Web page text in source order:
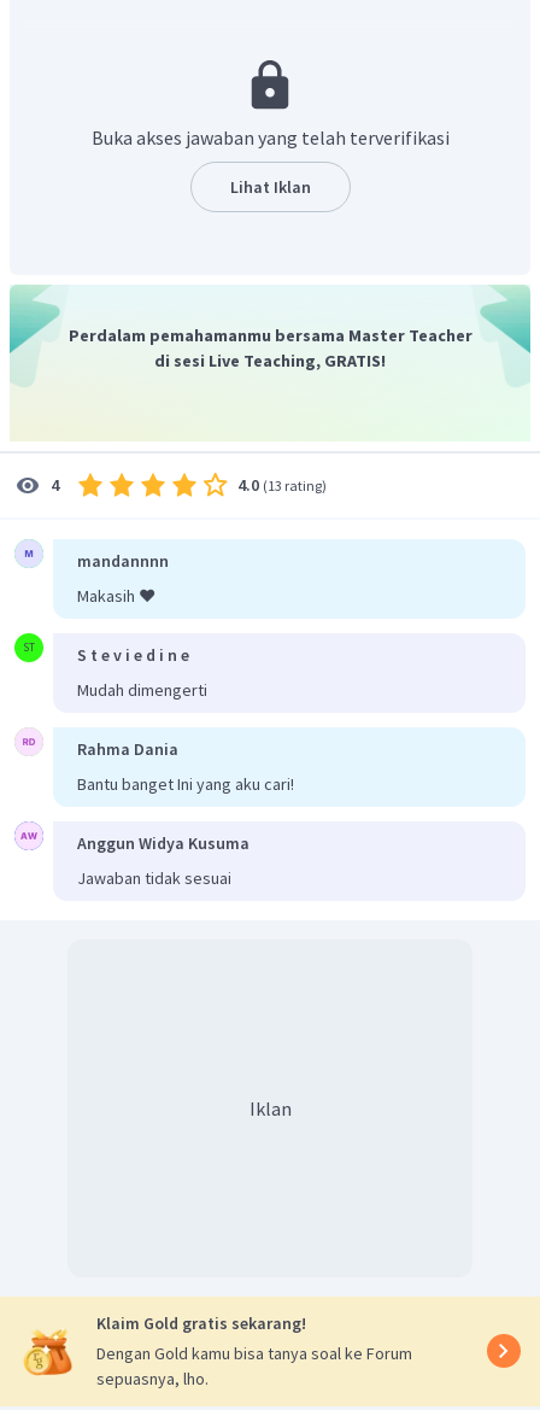
.
Unsur golongan transisi (B) memiliki susunan konfigurasi
elektron yang diakhiri pada subkulit d dengan nomor
golongan diketahui dari elektron pada subkulit s dan d
terakhir. Oleh sebab itu, unsur ini merupakan golongan
transisi (B) dengan nomor golongan 2 + 6 = 8. Sehingga
unsur tersebut. Karena kulit terbesar adalah kulit 4, maka
periode unsur X adalah 4.
Jadi, unsur X tersebut terletak pada golongan VIIIB,
periode 4.
Buka akses jawaban yang telah terverifikasi
Lihat Iklan
Perdalam pemahamanmu bersama Master Teacher
di sesi Live Teaching, GRATIS!
4 4.0 (13 rating)
mandannnn
Makasih ❤️
ST
S t e v i e d i n e
Mudah dimengerti
Rahma Dania
Bantu banget Ini yang aku cari!
Anggun Widya Kusuma
Jawaban tidak sesuai
Iklan
Klaim Gold gratis sekarang!
Dengan Gold kamu bisa tanya soal ke Forum
sepuasnya, lho.